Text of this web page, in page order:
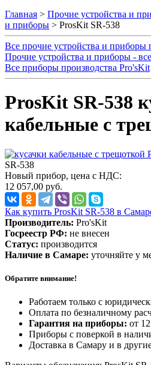
Главная > Прочие устройства и
и приборы > ProsKit SR-538
Все прочие устройства и приборы
Прочие устройства и приборы -
Все приборы производства Pro'sKit
ProsKit SR-538
кабельные с
SR-538
Новый прибор, цена с НДС:
12 057,00 руб.
Как купить ProsKit SR-538 в
Производитель: Pro'sKit
Госреестр РФ: не внесен
Статус: производится
Наличие в Самаре: уточняйте у
Обратите внимание!
Работаем только с
Оплата по безналичному
Гарантия на приборы: от
Приборы с поверкой в
Доставка в Самару и в